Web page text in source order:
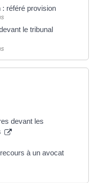
: référé provision
le tribunal
devant les
à un avocat